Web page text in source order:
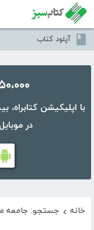
آپلود کتاب
۵۰،۰۰۰ کتاب در موبایل
در
خانه › جستجو: جامعه